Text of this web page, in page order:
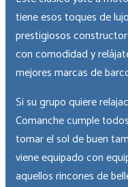
tiene esos toques de
prestigiosos
con comodidad y
mejores marcas de
Si su grupo quiere
Comanche cumple
tomar el sol de buen
viene equipado con
aquellos rincones de